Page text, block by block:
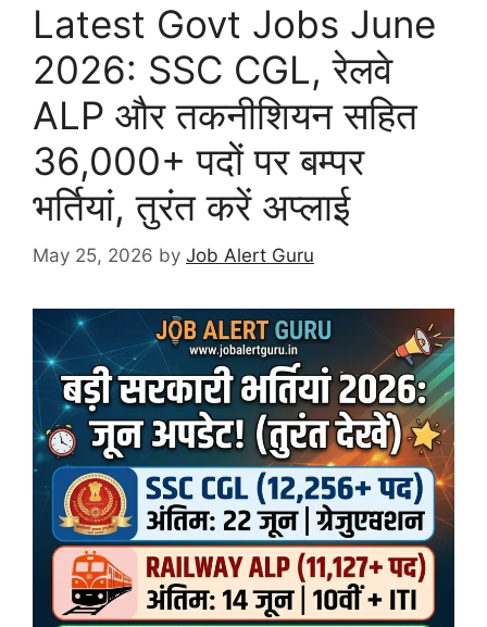
Latest Govt Jobs June
2026: SSC CGL, रेलवे
ALP और तकनीशियन सहित
36,000+ पदों पर बम्पर
भर्तियां, तुरंत करें अप्लाई
May 25, 2026 by Job Alert Guru